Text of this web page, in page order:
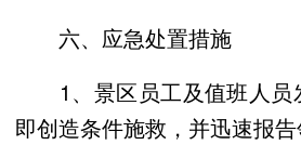
六、应急处置措施
1、景区员工及值班人员
即创造条件施救，并迅速报